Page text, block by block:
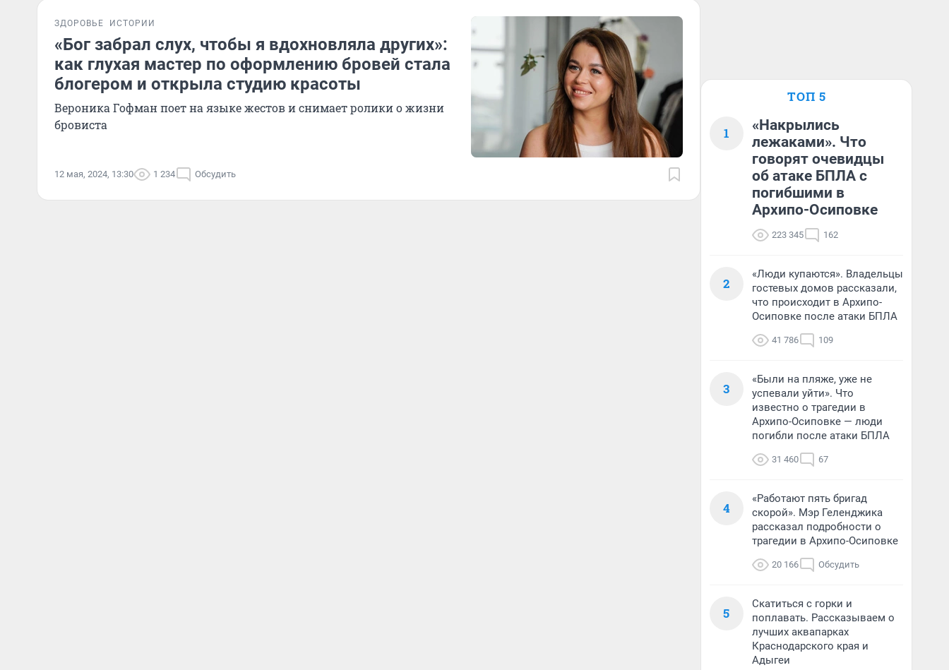
ЗДОРОВЬЕ ИСТОРИИ
«Бог забрал слух, чтобы я вдохновляла других»:
как глухая мастер по оформлению бровей стала
блогером и открыла студию красоты
Вероника Гофман поет на языке жестов и снимает ролики о жизни
бровиста
12 мая, 2024, 13:30 1 234 Обсудить
ТОП 5
1
«Накрылись
лежаками». Что
говорят очевидцы
об атаке БПЛА с
погибшими в
Архипо-Осиповке
223 345 162
2
«Люди купаются». Владельцы
гостевых домов рассказали,
что происходит в Архипо-
Осиповке после атаки БПЛА
41 786 109
3
«Были на пляже, уже не
успевали уйти». Что
известно о трагедии в
Архипо-Осиповке — люди
погибли после атаки БПЛА
31 460 67
4
«Работают пять бригад
скорой». Мэр Геленджика
рассказал подробности о
трагедии в Архипо-Осиповке
20 166 Обсудить
5
Скатиться с горки и
поплавать. Рассказываем о
лучших аквапарках
Краснодарского края и
Адыгеи